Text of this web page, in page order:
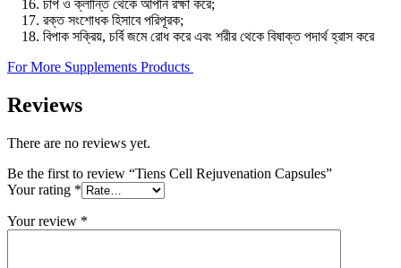
চাপ ও ক্লান্তি থেকে আপনি রক্ষা করে;
রক্ত সংশোধক হিসাবে পরিপূরক;
বিপাক সক্রিয়, চর্বি জমে রোধ করে এবং শরীর থেকে বিষাক্ত পদার্থ হ্রাস করে
For More Supplements Products
Reviews
There are no reviews yet.
Be the first to review “Tiens Cell Rejuvenation Capsules”
Your rating *
Your review *